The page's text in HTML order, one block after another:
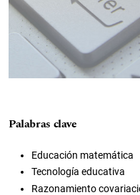
Palabras clave
Educación matemática
Tecnología educativa
Razonamiento